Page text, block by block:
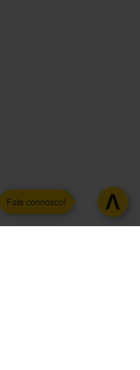
Fale connosco!